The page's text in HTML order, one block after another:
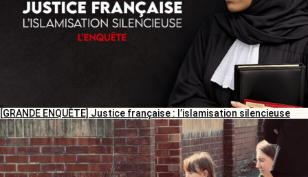
[GRANDE ENQUÊTE] Justice française : l’islamisation silencieuse